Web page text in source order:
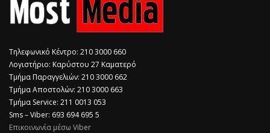
Τηλεφωνικό Κέντρο: 210 3000 660
Λογιστήριο: Καρύστου 27 Καματερό
Τμήμα Παραγγελιών: 210 3000 662
Τμήμα Αποστολών: 210 3000 663
Τμήμα Service: 211 0013 053
Sms – Viber: 693 694 695 5
Επικοινωνία μέσω Viber